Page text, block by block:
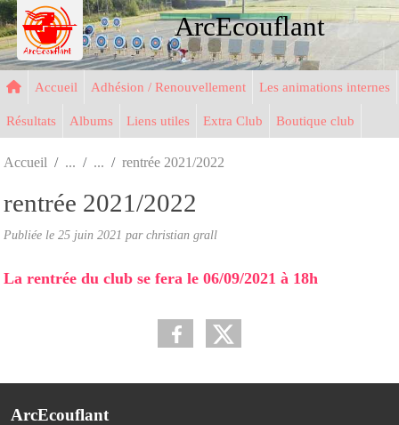
ArcEcouflant
Accueil Adhésion / Renouvellement Les animations internes
Résultats Albums Liens utiles Extra Club Boutique club
Accueil rentrée 2021/2022
rentrée 2021/2022
Publiée le 25 juin 2021 par christian grall
La rentrée du club se fera le 06/09/2021 à 18h
ArcEcouflant
Panneau de gestion des cookies